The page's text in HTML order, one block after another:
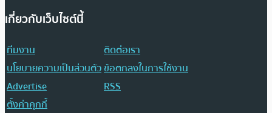
เกี่ยวกับเว็บไซต์นี้
ทีมงาน
ติดต่อเรา
นโยบายความเป็นส่วนตัวข้อตกลงในการใช้งาน
Advertise
RSS
ตั้งค่าคุกกี้